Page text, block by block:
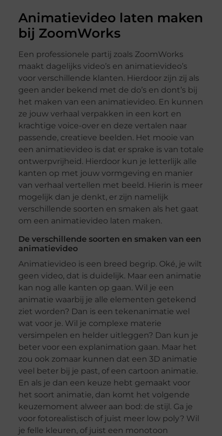
Animatievideo laten maken
bij ZoomWorks
Een professionele partij zoals ZoomWorks
maakt dagelijks video’s en animatievideo’s
voor verschillende klanten. Hierdoor zijn zij als
geen ander bekend met de do’s en dont’s bij
het maken van een animatievideo. En kunnen
ze jouw verhaal verpakken in een kort en
krachtige voice-over en deze vertalen naar
passende, creatieve beelden. Het mooie van
een animatievideo is dat er sprake is van totale
ontwerpvrijheid. Hierdoor kun je letterlijk alle
kanten op met jouw vormgeving en manier
van verhaal vertellen met beeld. Hierin is meer
mogelijk dan je denkt, er zijn namelijk
verschillende soorten en smaken als het gaat
om een animatievideo laten maken.
De verschillende soorten en smaken van een
animatievideo
Animatievideo is een breed begrip. Oké, je wilt
geen video, dat is duidelijk. Maar een animatie
kan nog alle kanten op gaan. Wil je een
animatie waarbij je alle elementen getekend
ziet worden? Dan is een tekenanimatie wel
wat voor je. Wil je complexe materie
versimpelen en helder uitleggen? Dan kun je
beter voor een explanimation gaan. Maar het
zou ook zomaar kunnen dat een 3D animatie
veel beter bij je past, of een cartoon animatie.
En als je dan een keuze hebt gemaakt voor
het soort animatie, dan komt het volgende
keuzemoment alweer aan bod: de stijl. Ga je
voor fotorealistisch of juist meer low poly? Wil
je felle kleuren, of juist een monotoon